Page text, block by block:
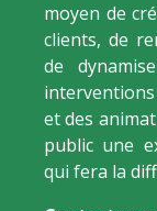
moyen de
clients, de
de
et des
public une
qui fera la